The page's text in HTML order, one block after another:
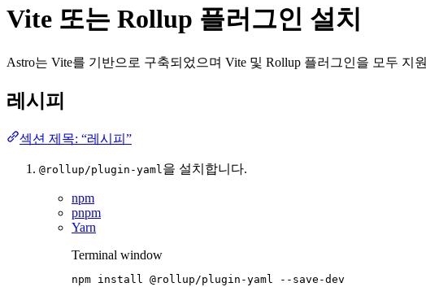
Vite 또는 Rollup 플러그인 설치
Astro는 Vite를 기반으로 구축되었으며 Vite 및 Rollup 플러그인을 모두
레시피
섹션 제목: “레시피”
@rollup/plugin-yaml을 설치합니다.
npm
pnpm
Yarn
Terminal window
npm install @rollup/plugin-yaml --save-dev